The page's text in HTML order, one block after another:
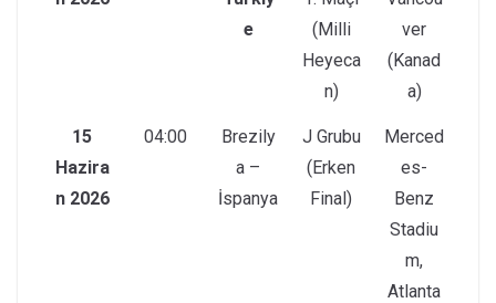
e
(Milli
Heyeca
n)
ver
(Kanad
a)
15
Hazira
n 2026
04:00
Brezily
a –
İspanya
J Grubu
(Erken
Final)
Merced
es-
Benz
Stadiu
m,
Atlanta